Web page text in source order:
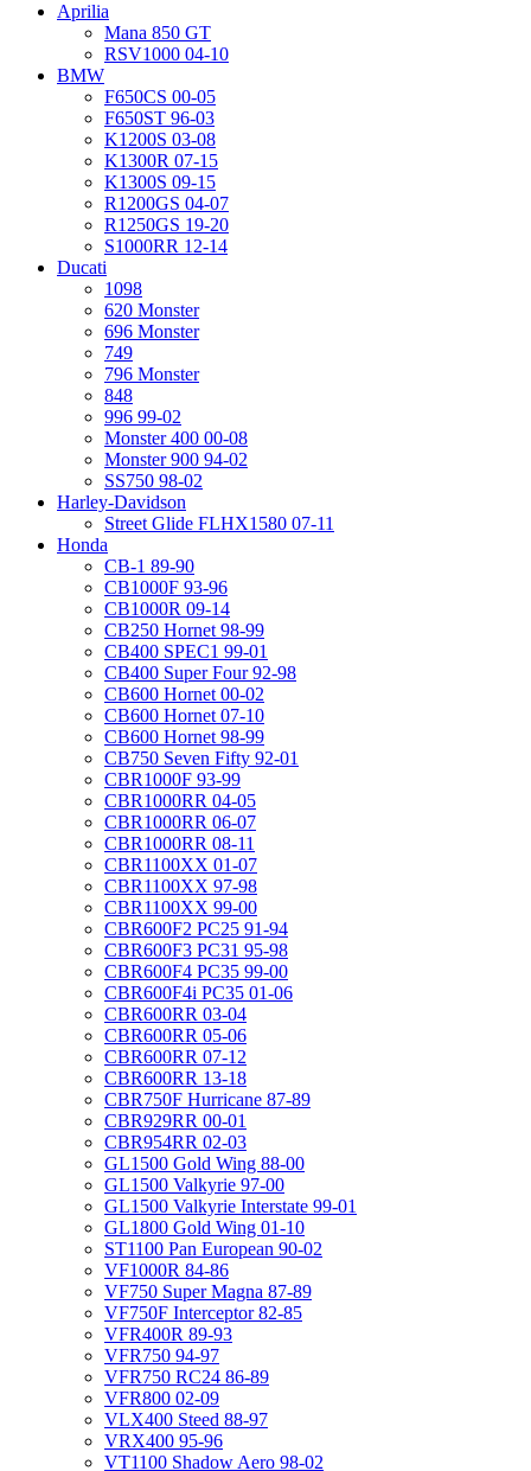
Aprilia
Mana 850 GT
RSV1000 04-10
BMW
F650CS 00-05
F650ST 96-03
K1200S 03-08
K1300R 07-15
K1300S 09-15
R1200GS 04-07
R1250GS 19-20
S1000RR 12-14
Ducati
1098
620 Monster
696 Monster
749
796 Monster
848
996 99-02
Monster 400 00-08
Monster 900 94-02
SS750 98-02
Harley-Davidson
Street Glide FLHX1580 07-11
Honda
CB-1 89-90
CB1000F 93-96
CB1000R 09-14
CB250 Hornet 98-99
CB400 SPEC1 99-01
CB400 Super Four 92-98
CB600 Hornet 00-02
CB600 Hornet 07-10
CB600 Hornet 98-99
CB750 Seven Fifty 92-01
CBR1000F 93-99
CBR1000RR 04-05
CBR1000RR 06-07
CBR1000RR 08-11
CBR1100XX 01-07
CBR1100XX 97-98
CBR1100XX 99-00
CBR600F2 PC25 91-94
CBR600F3 PC31 95-98
CBR600F4 PC35 99-00
CBR600F4i PC35 01-06
CBR600RR 03-04
CBR600RR 05-06
CBR600RR 07-12
CBR600RR 13-18
CBR750F Hurricane 87-89
CBR929RR 00-01
CBR954RR 02-03
GL1500 Gold Wing 88-00
GL1500 Valkyrie 97-00
GL1500 Valkyrie Interstate 99-01
GL1800 Gold Wing 01-10
ST1100 Pan European 90-02
VF1000R 84-86
VF750 Super Magna 87-89
VF750F Interceptor 82-85
VFR400R 89-93
VFR750 94-97
VFR750 RC24 86-89
VFR800 02-09
VLX400 Steed 88-97
VRX400 95-96
VT1100 Shadow Aero 98-02